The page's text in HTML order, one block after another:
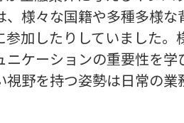
、様々な国籍や多種多様
加したりしていました
ケーションの重要性を
視野を持つ姿勢は日常の